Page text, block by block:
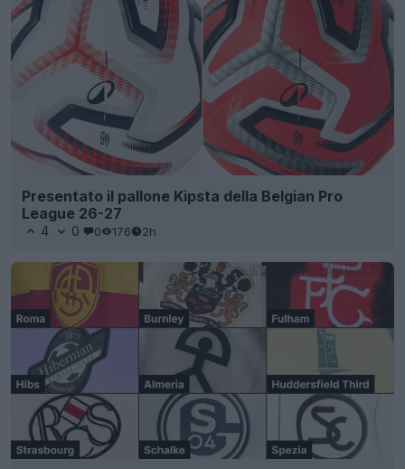
Presentato il pallone Kipsta della Belgian Pro
League 26-27
4 0 0 176 2h